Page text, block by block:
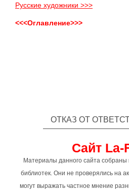
Русские художники >>>
<<<Оглавление>>>
ОТКАЗ ОТ
Сайт La-
Материалы данного сайта собраны
библиотек. Они не проверялись на
могут выражать частное мнение